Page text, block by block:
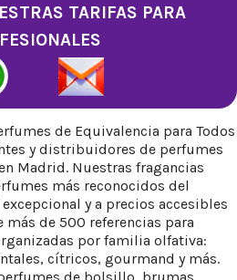
TARIFAS PARA
de Equivalencia para Todos
y distribuidores de perfumes
Madrid. Nuestras fragancias
más reconocidos del
y a precios accesibles
de 500 referencias para
por familia olfativa:
cítricos, gourmand y más.